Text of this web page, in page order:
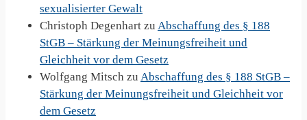
sexualisierter Gewalt
Christoph Degenhart zu Abschaffung des § 188
StGB – Stärkung der Meinungsfreiheit und
Gleichheit vor dem Gesetz
Wolfgang Mitsch zu Abschaffung des § 188 StGB –
Stärkung der Meinungsfreiheit und Gleichheit vor
dem Gesetz